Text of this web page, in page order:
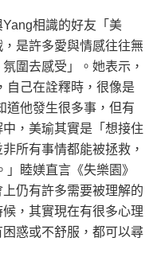
相識的好友「美
是許多愛與情感往往無
圍去感受」。她表示，
自己在詮釋時，很像是
道他發生很多事，但有
，美瑜其實是「想接住
所有事情都能被拯救，
」睦媄直言《失樂園》
仍有許多需要被理解的
，其實現在有很多心理
惑或不舒服，都可以尋